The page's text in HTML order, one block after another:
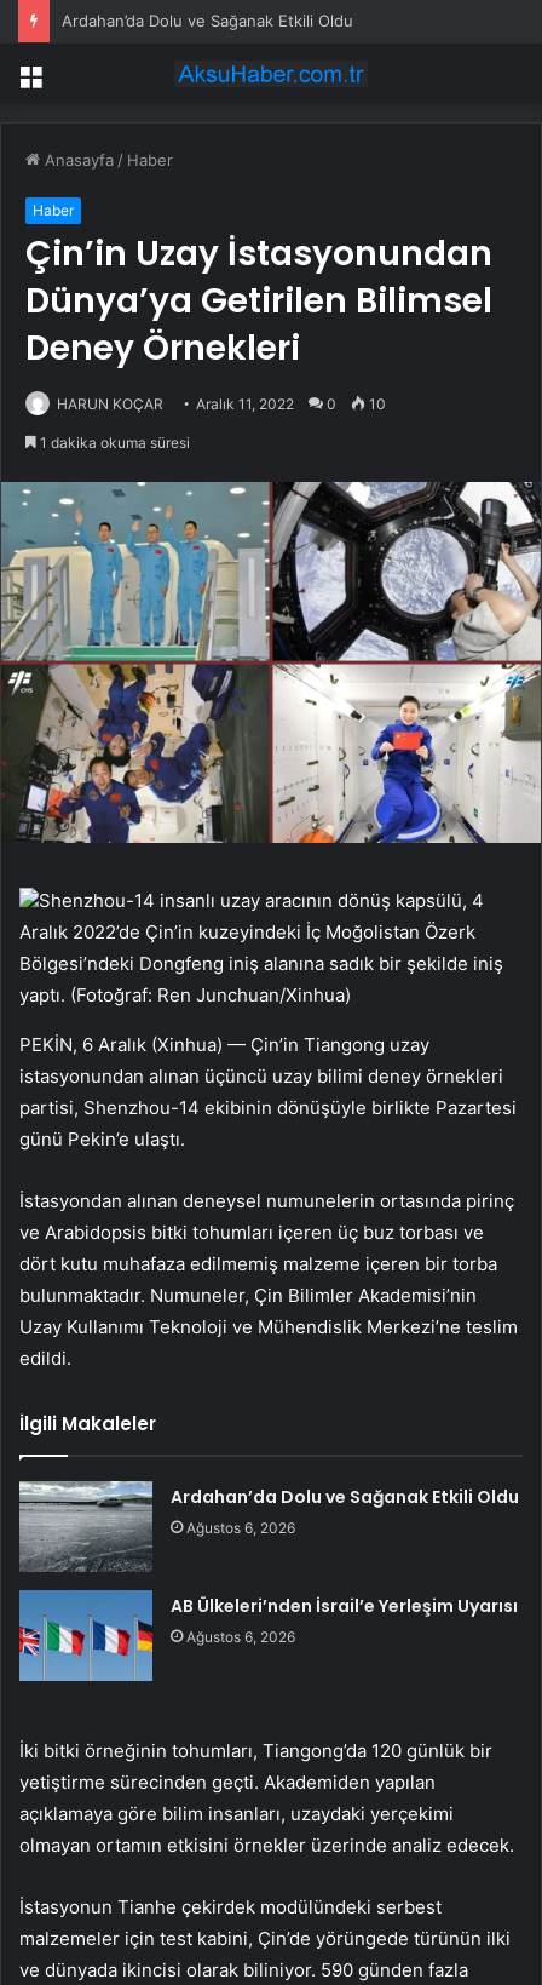
Ardahan’da Dolu ve Sağanak Etkili Oldu
Menü
Anasayfa / Haber
Haber
Çin’in Uzay İstasyonundan
Dünya’ya Getirilen Bilimsel
Deney Örnekleri
HARUN KOÇAR Aralık 11, 2022 0 10
1 dakika okuma süresi
Shenzhou-14 insanlı uzay aracının dönüş kapsülü, 4
Aralık 2022’de Çin’in kuzeyindeki İç Moğolistan Özerk
Bölgesi’ndeki Dongfeng iniş alanına sadık bir şekilde iniş
yaptı. (Fotoğraf: Ren Junchuan/Xinhua)
PEKİN, 6 Aralık (Xinhua) — Çin’in Tiangong uzay
istasyonundan alınan üçüncü uzay bilimi deney örnekleri
partisi, Shenzhou-14 ekibinin dönüşüyle ​​birlikte Pazartesi
günü Pekin’e ulaştı.
İstasyondan alınan deneysel numunelerin ortasında pirinç
ve Arabidopsis bitki tohumları içeren üç buz torbası ve
dört kutu muhafaza edilmemiş malzeme içeren bir torba
bulunmaktadır. Numuneler, Çin Bilimler Akademisi’nin
Uzay Kullanımı Teknoloji ve Mühendislik Merkezi’ne teslim
edildi.
İlgili Makaleler
Ardahan’da Dolu ve Sağanak Etkili Oldu
Ağustos 6, 2026
AB Ülkeleri’nden İsrail’e Yerleşim Uyarısı
Ağustos 6, 2026
İki bitki örneğinin tohumları, Tiangong’da 120 günlük bir
yetiştirme sürecinden geçti. Akademiden yapılan
açıklamaya göre bilim insanları, uzaydaki yerçekimi
olmayan ortamın etkisini örnekler üzerinde analiz edecek.
İstasyonun Tianhe çekirdek modülündeki serbest
malzemeler için test kabini, Çin’de yörüngede türünün ilki
ve dünyada ikincisi olarak biliniyor. 590 günden fazla